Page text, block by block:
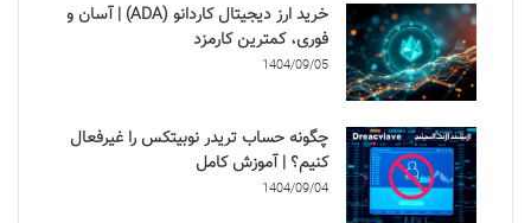
خرید ارز دیجیتال کاردانو (ADA) | آسان و
فوری، کمترین کارمزد
1404/09/05
چگونه حساب تریدر نوبیتکس را غیرفعال
کنیم؟ | آموزش کامل
1404/09/04